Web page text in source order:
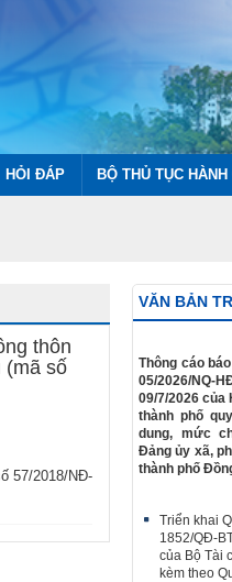
HỎI ĐÁP BỘ THỦ TỤC HÀNH
thôn
(mã số
57/2018/NĐ-
VĂN BẢN
​Thông cáo
05/2026/
09/7/2026 của
thành phố
dung, mức
Đảng ủy xã,
thành phố
Triển khai
1852/QĐ-
của Bộ Tài
kèm theo